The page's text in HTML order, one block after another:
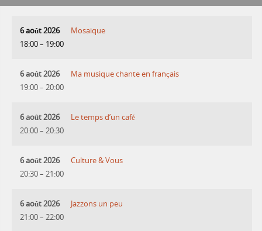
6 août 2026
18:00– 19:00
Mosaique
6 août 2026
19:00– 20:00
Ma musique chante en français
6 août 2026
20:00– 20:30
Le temps d’un café
6 août 2026
20:30– 21:00
Culture & Vous
6 août 2026
21:00– 22:00
Jazzons un peu